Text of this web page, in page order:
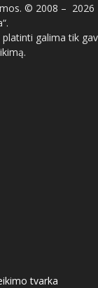
© 2008 – 2026
galima tik
tvarka